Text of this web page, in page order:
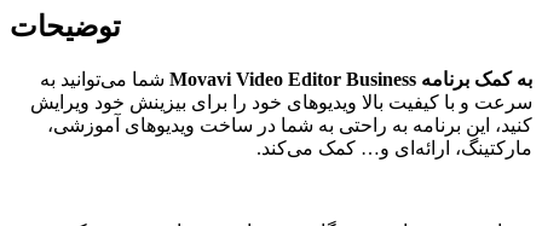
توضیحات
به کمک برنامه Movavi Video Editor Business
شما می‌توانید به
سرعت و با کیفیت بالا ویدیو‌های خود را برای بیزینش خود ویرایش
کنید، این برنامه به راحتی به شما در ساخت ویدیو‌های آموزشی،
مارکتینگ، ارائه‌ای و… کمک می‌کند.